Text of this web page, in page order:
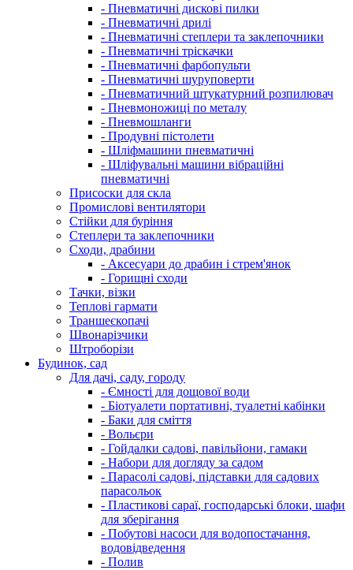
- Пневматичні дискові пилки
- Пневматичні дрилі
- Пневматичні степлери та заклепочники
- Пневматичні тріскачки
- Пневматичні фарбопульти
- Пневматичні шуруповерти
- Пневматичний штукатурний розпилювач
- Пневмоножиці по металу
- Пневмошланги
- Продувні пістолети
- Шліфмашини пневматичні
- Шліфувальні машини вібраційні
пневматичні
Присоски для скла
Промислові вентилятори
Стійки для буріння
Степлери та заклепочники
Сходи, драбини
- Аксесуари до драбин і стрем'янок
- Горищні сходи
Тачки, візки
Теплові гармати
Траншеєкопачі
Швонарізчики
Штроборізи
Будинок, сад
Для дачі, саду, городу
- Ємності для дощової води
- Біотуалети портативні, туалетні кабінки
- Баки для сміття
- Вольєри
- Гойдалки садові, павільйони, гамаки
- Набори для догляду за садом
- Парасолі садові, підставки для садових
парасольок
- Пластикові сараї, господарські блоки, шафи
для зберігання
- Побутові насоси для водопостачання,
водовідведення
- Полив